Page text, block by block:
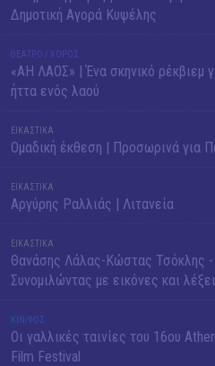
Δημοτική Αγορά Κυψέλης
ΘΕΑΤΡΟ / ΧΟΡΟΣ
«ΑΗ ΛΑΟΣ» | Ένα σκηνικό ρέκβιεμ
ήττα ενός λαού
ΕΙΚΑΣΤΙΚΑ
Ομαδική έκθεση | Προσωρινά για
ΕΙΚΑΣΤΙΚΑ
Αργύρης Ραλλιάς | Λιτανεία
ΕΙΚΑΣΤΙΚΑ
Θανάσης Λάλας-Κώστας Τσόκλης -
Συνομιλώντας με εικόνες και
ΚΙΝ/ΦΟΣ
Οι γαλλικές ταινίες του 16ου
Film Festival